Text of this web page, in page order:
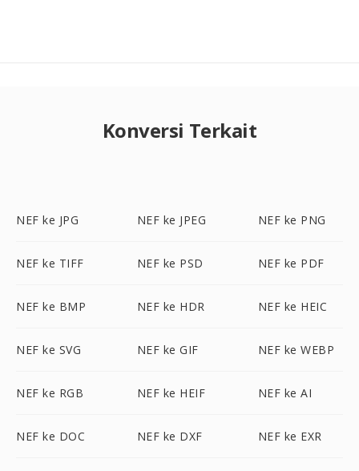
Konversi Terkait
NEF ke JPG NEF ke JPEG NEF ke PNG
NEF ke TIFF NEF ke PSD NEF ke PDF
NEF ke BMP NEF ke HDR NEF ke HEIC
NEF ke SVG NEF ke GIF NEF ke WEBP
NEF ke RGB NEF ke HEIF NEF ke AI
NEF ke DOC NEF ke DXF NEF ke EXR